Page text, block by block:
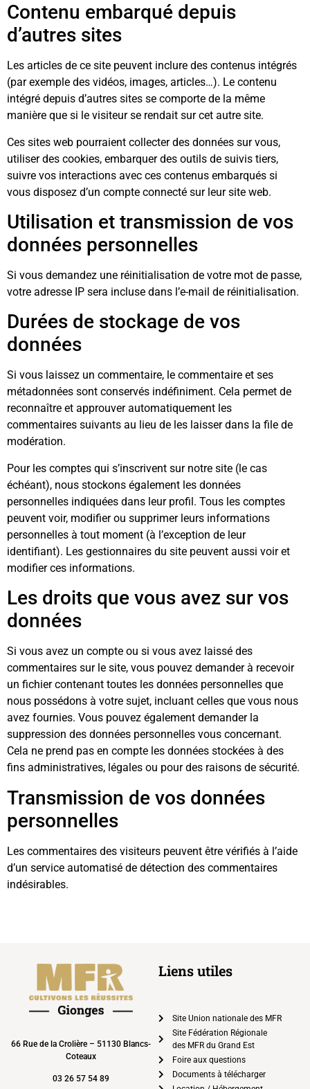
Contenu embarqué depuis
d’autres sites
Les articles de ce site peuvent inclure des contenus intégrés
(par exemple des vidéos, images, articles…). Le contenu
intégré depuis d’autres sites se comporte de la même
manière que si le visiteur se rendait sur cet autre site.
Ces sites web pourraient collecter des données sur vous,
utiliser des cookies, embarquer des outils de suivis tiers,
suivre vos interactions avec ces contenus embarqués si
vous disposez d’un compte connecté sur leur site web.
Utilisation et transmission de vos
données personnelles
Si vous demandez une réinitialisation de votre mot de passe,
votre adresse IP sera incluse dans l’e-mail de réinitialisation.
Durées de stockage de vos
données
Si vous laissez un commentaire, le commentaire et ses
métadonnées sont conservés indéfiniment. Cela permet de
reconnaître et approuver automatiquement les
commentaires suivants au lieu de les laisser dans la file de
modération.
Pour les comptes qui s’inscrivent sur notre site (le cas
échéant), nous stockons également les données
personnelles indiquées dans leur profil. Tous les comptes
peuvent voir, modifier ou supprimer leurs informations
personnelles à tout moment (à l’exception de leur
identifiant). Les gestionnaires du site peuvent aussi voir et
modifier ces informations.
Les droits que vous avez sur vos
données
Si vous avez un compte ou si vous avez laissé des
commentaires sur le site, vous pouvez demander à recevoir
un fichier contenant toutes les données personnelles que
nous possédons à votre sujet, incluant celles que vous nous
avez fournies. Vous pouvez également demander la
suppression des données personnelles vous concernant.
Cela ne prend pas en compte les données stockées à des
fins administratives, légales ou pour des raisons de sécurité.
Transmission de vos données
personnelles
Les commentaires des visiteurs peuvent être vérifiés à l’aide
d’un service automatisé de détection des commentaires
indésirables.
66 Rue de la Crolière – 51130 Blancs-
Coteaux
03 26 57 54 89
Liens utiles
Site Union nationale des MFR
Site Fédération Régionale
des MFR du Grand Est
Foire aux questions
Documents à télécharger